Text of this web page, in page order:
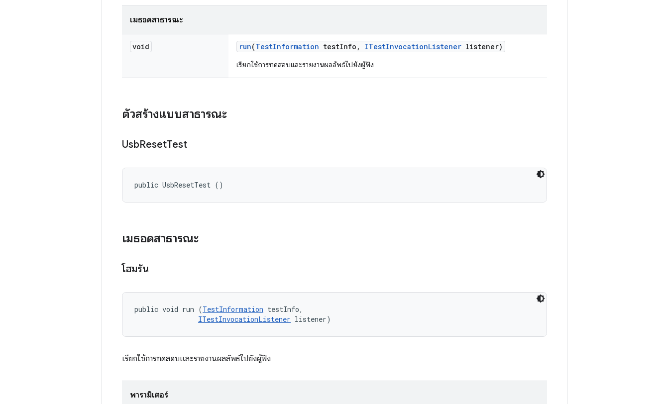
เมธอดสาธารณะ
void run(TestInformation testInfo , ITestInvocationListener listener)
เรียกใช้การทดสอบและรายงานผลลัพธ์ไปยังผู้ฟัง
ตัวสร้างแบบสาธารณะ
UsbResetTest
public UsbResetTest ()
เมธอดสาธารณะ
โฮมรัน
public void run (TestInformation testInfo,
ITestInvocationListener listener)
เรียกใช้การทดสอบและรายงานผลลัพธ์ไปยังผู้ฟัง
พารามิเตอร์